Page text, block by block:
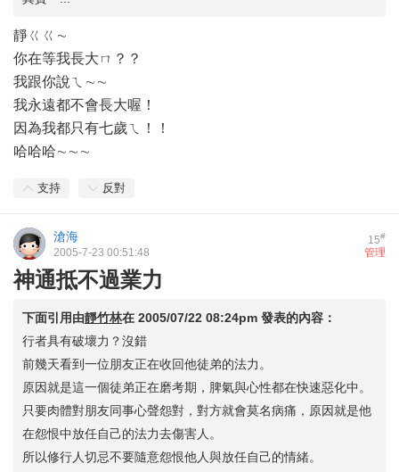
靜ㄍㄍ∼
你在等我長大ㄇ？？
我跟你說ㄟ∼∼
我永遠都不會長大喔！
因為我都只有七歲ㄟ！！
哈哈哈∼∼∼
支持 反對
15#
滄海
管理
2005-7-23 00:51:48
神通抵不過業力
下面引用由靜竹林在 2005/07/22 08:24pm 發表的內容：
行者具有破壞力？沒錯
前幾天看到一位朋友正在收回他徒弟的法力。
原因就是這一個徒弟正在磨考期，脾氣與心性都在快速惡化中。
只要肉體對朋友同事心聲怨對，對方就會莫名病痛，原因就是他
在怨恨中放任自己的法力去傷害人。
所以修行人切忌不要隨意怨恨他人與放任自己的情緒。